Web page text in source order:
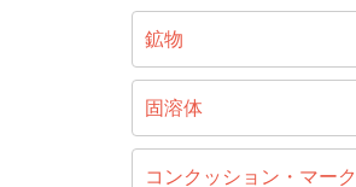
鉱物
固溶体
コンクッション・マーク